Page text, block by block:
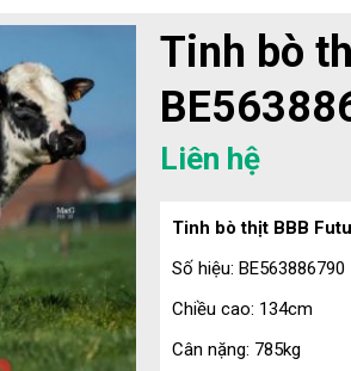
Tinh bò
Liên hệ
Tinh bò thịt BBB
Số hiệu: BE563886790
Chiều cao: 134cm
Cân nặng: 785kg